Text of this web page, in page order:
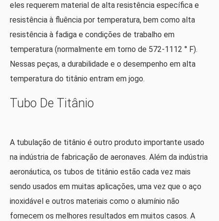
eles requerem material de alta resistência específica e
resistência à fluência por temperatura, bem como alta
resistência à fadiga e condições de trabalho em
temperatura (normalmente em torno de 572-1112 ° F).
Nessas peças, a durabilidade e o desempenho em alta
temperatura do titânio entram em jogo.
Tubo De Titânio
A tubulação de titânio é outro produto importante usado
na indústria de fabricação de aeronaves. Além da indústria
aeronáutica, os tubos de titânio estão cada vez mais
sendo usados ​​em muitas aplicações, uma vez que o aço
inoxidável e outros materiais como o alumínio não
fornecem os melhores resultados em muitos casos. A